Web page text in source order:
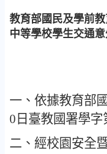
教育部國民及學前
中等學校學生交通
一、依據教育部
0日臺教國署學字
二、經校園安全